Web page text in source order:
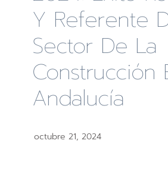
Y Referente
Sector De La
Construcción
Andalucía
octubre 21, 2024